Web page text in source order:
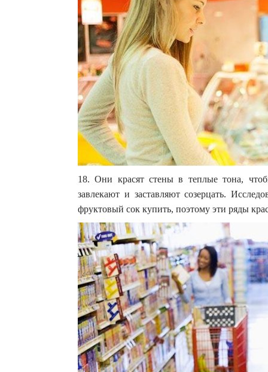
18. Они красят стены в теплые тона,
завлекают и заставляют созерцать.
фруктовый сок купить, поэтому эти ряды